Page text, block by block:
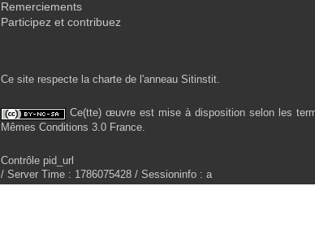
Remerciements
Participez et contribuez
Ce site respecte la charte de l'anneau Sitinstit.
Ce(tte) œuvre est mise à disposition selon les
Mêmes Conditions 3.0 France.
Contrôle pid_url
/ Server Time : 1786075428 / Sessioninfo : a